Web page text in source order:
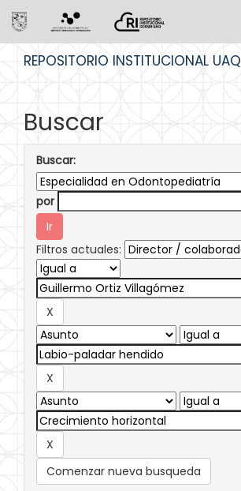
REPOSITORIO INSTITUCIONAL UAQ
Buscar
Buscar:
por
Filtros actuales:
Comenzar nueva busqueda